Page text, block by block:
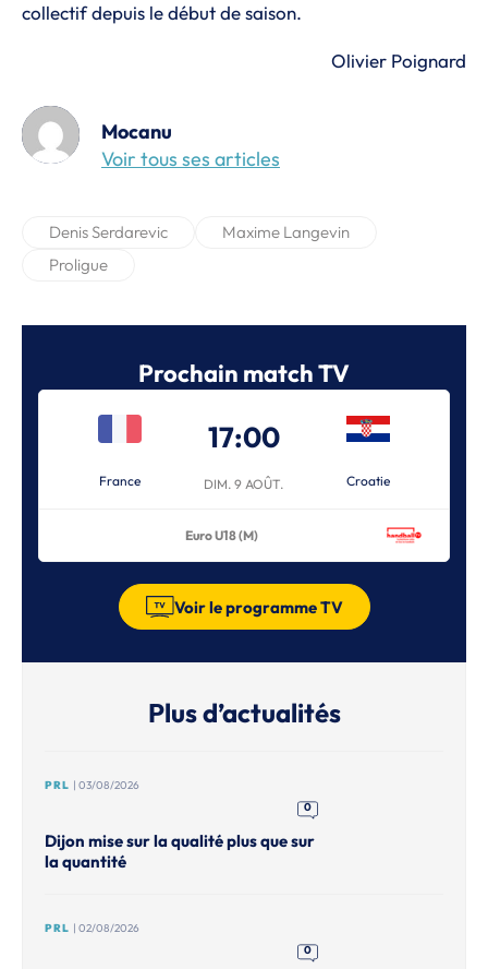
collectif depuis le début de saison.
Olivier Poignard
Mocanu
Voir tous ses articles
Denis Serdarevic
Maxime Langevin
Proligue
Prochain match TV
France
17:00
DIM. 9 AOÛT. Croatie
Euro U18 (M)
Voir le programme TV
Plus d’actualités
PRL | 03/08/2026
0
Dijon mise sur la qualité plus que sur
la quantité
PRL | 02/08/2026
0